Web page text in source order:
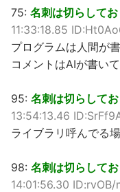
75: 名刺は切らして
11:33:18.85
プログラムは人間が
コメントはAIが書い
95: 名刺は切らして
13:54:13.46
ライブラリ呼んでる
98: 名刺は切らして
14:01:56.30 ID:rvOB/